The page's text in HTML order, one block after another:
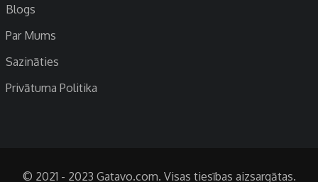
Blogs
Par Mums
Sazināties
Privātuma Politika
© 2021 - 2023 Gatavo.com. Visas tiesības aizsargātas.